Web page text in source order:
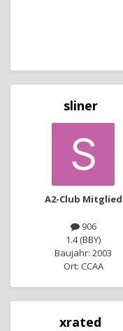
sliner
A2-Club Mitglied
906
1.4 (BBY)
Baujahr: 2003
Ort: CCAA
xrated